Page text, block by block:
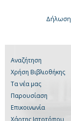
Δήλωση
Αναζήτηση
Χρήση Βιβλιοθήκης
Τα νέα μας
Παρουσίαση
Επικοινωνία
Χάρτης Ιστοτόπου